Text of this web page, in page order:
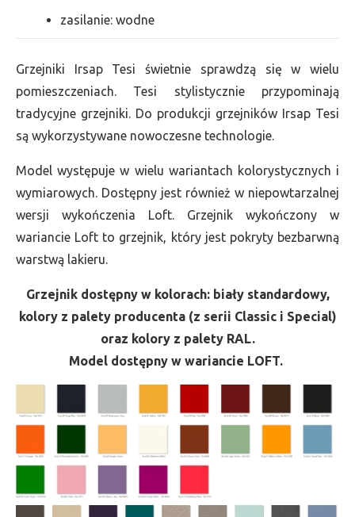
zasilanie: wodne
Grzejniki Irsap Tesi świetnie sprawdzą się w wielu
pomieszczeniach. Tesi stylistycznie przypominają
tradycyjne grzejniki. Do produkcji grzejników Irsap Tesi
są wykorzystywane nowoczesne technologie.
Model występuje w wielu wariantach kolorystycznych i
wymiarowych. Dostępny jest również w niepowtarzalnej
wersji wykończenia Loft. Grzejnik wykończony w
wariancie Loft to grzejnik, który jest pokryty bezbarwną
warstwą lakieru.
Grzejnik dostępny w kolorach: biały standardowy,
kolory z palety producenta (z serii Classic i Special)
oraz kolory z palety RAL.
Model dostępny w wariancie LOFT.